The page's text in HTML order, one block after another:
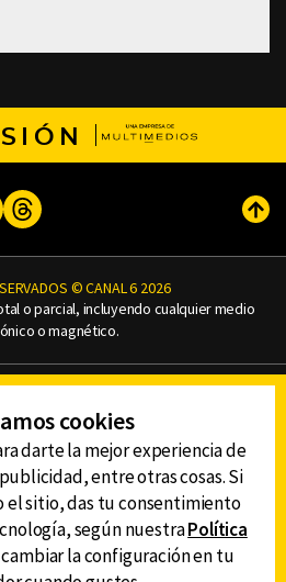
TikTokThreads
© CANAL 6 2026
o parcial, incluyendo cualquier medio
o magnético.
DE PRIVACIDAD
AVISO LEGAL
DE LAS AUDIENCIAS
LA APP DE CANAL 6
cookies
darte la mejor experiencia de
entre otras cosas. Si
el sitio, das tu consentimiento
según nuestraPolítica
la configuración en tu